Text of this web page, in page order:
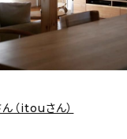
（itouさん）